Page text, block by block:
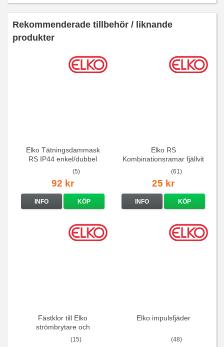
Rekommenderade tillbehör / liknande
produkter
Elko Tätningsdammask
RS IP44 enkel/dubbel
(5)
92 kr
INFO KÖP
Elko RS
Kombinationsramar fjällvit
(61)
25 kr
INFO KÖP
Fästklor till Elko
strömbrytare och
vägguttag
(15)
Elko impulsfjäder
(48)